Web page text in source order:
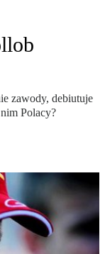
zawody, debiutuje
Polacy?